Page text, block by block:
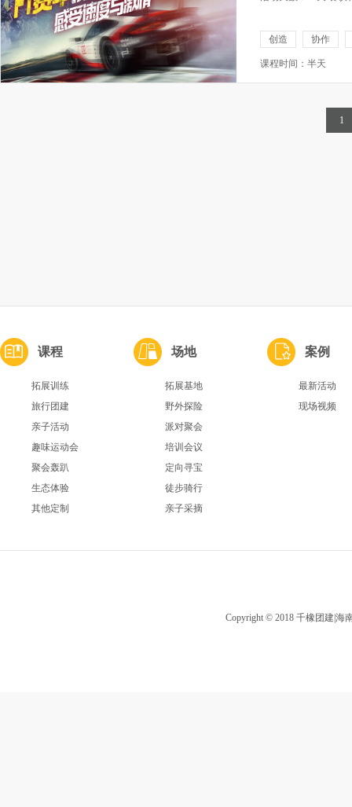
创造 协作
课程时间：半天
1
课程
拓展训练
旅行团建
亲子活动
趣味运动会
聚会轰趴
生态体验
其他定制
场地
拓展基地
野外探险
派对聚会
培训会议
定向寻宝
徒步骑行
亲子采摘
案例
最新活动
现场视频
Copyright © 2018 千橡团建|